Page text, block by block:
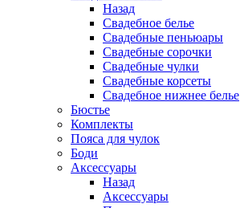
Назад
Свадебное белье
Свадебные пеньюары
Свадебные сорочки
Свадебные чулки
Свадебные корсеты
Свадебное нижнее белье
Бюстье
Комплекты
Пояса для чулок
Боди
Аксессуары
Назад
Аксессуары